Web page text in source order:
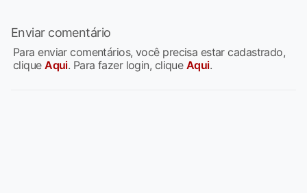
Enviar comentário
Para enviar comentários, você precisa estar cadastrado,
cliqueAqui. Para fazer login, clique Aqui.